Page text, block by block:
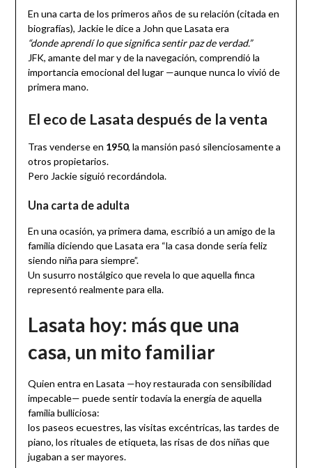
En una carta de los primeros años de su relación (citada en
biografías), Jackie le dice a John que Lasata era
“donde aprendí lo que significa sentir paz de verdad.”
JFK, amante del mar y de la navegación, comprendió la
importancia emocional del lugar —aunque nunca lo vivió de
primera mano.
El eco de Lasata después de la venta
Tras venderse en 1950, la mansión pasó silenciosamente a
otros propietarios.
Pero Jackie siguió recordándola.
Una carta de adulta
En una ocasión, ya primera dama, escribió a un amigo de la
familia diciendo que Lasata era “la casa donde sería feliz
siendo niña para siempre”.
Un susurro nostálgico que revela lo que aquella finca
representó realmente para ella.
Lasata hoy: más que una
casa, un mito familiar
Quien entra en Lasata —hoy restaurada con sensibilidad
impecable— puede sentir todavía la energía de aquella
familia bulliciosa:
los paseos ecuestres, las visitas excéntricas, las tardes de
piano, los rituales de etiqueta, las risas de dos niñas que
jugaban a ser mayores.